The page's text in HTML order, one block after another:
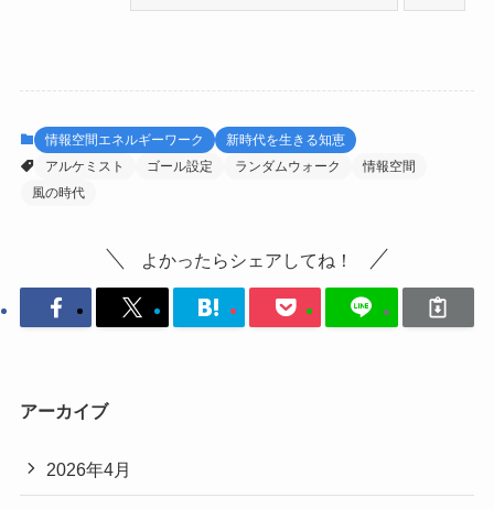
情報空間エネルギーワーク
新時代を生きる知恵
アルケミスト
ゴール設定 ランダムウォーク
情報空間
風の時代
よかったらシェアしてね！
アーカイブ
2026年4月